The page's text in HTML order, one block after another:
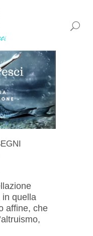
in quella
affine, che